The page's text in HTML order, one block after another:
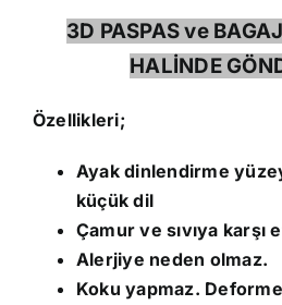
3D PASPAS ve
HALİNDE
Özellikleri;
Ayak dinlendirme
küçük dil
Çamur ve sıvıya karşı
Alerjiye neden olmaz.
Koku yapmaz.